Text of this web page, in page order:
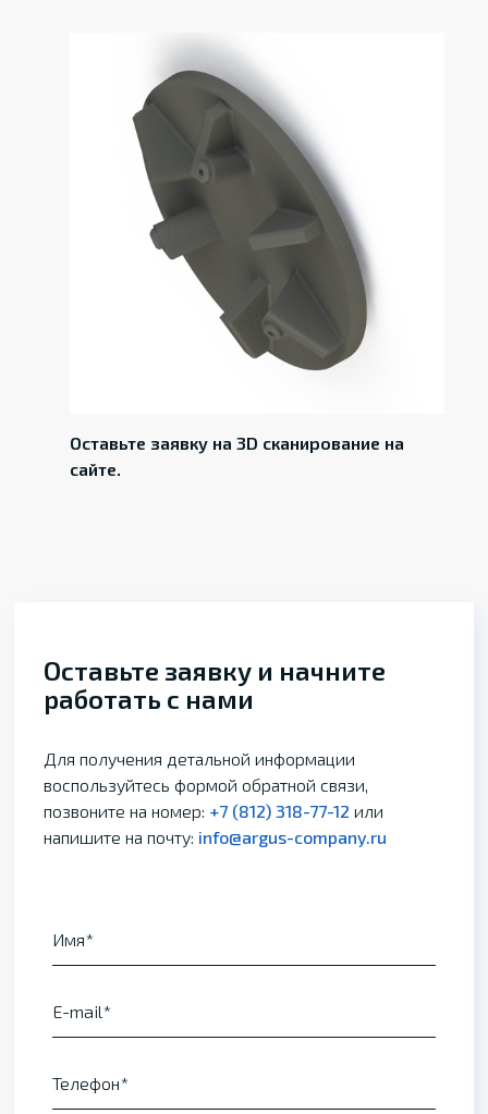
Оставьте заявку на 3D сканирование на
сайте.
Оставьте заявку и начните
работать с нами
Для получения детальной информации
воспользуйтесь формой обратной связи,
позвоните на номер: +7 (812) 318-77-12 или
напишите на почту: info@argus-company.ru
Имя
E-mail
Телефон